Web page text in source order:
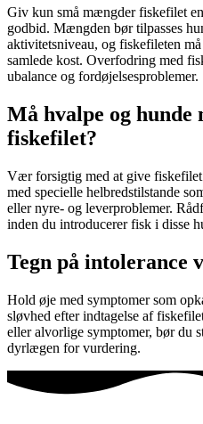
Giv kun små mængder fiskefilet
godbid. Mængden bør tilpasses
aktivitetsniveau, og fiskefileten
samlede kost. Overfodring med
ubalance og fordøjelsesproblemer.
Må hvalpe og hunde
fiskefilet?
Vær forsigtig med at give
med specielle helbredstilstande
eller nyre- og leverproblemer.
inden du introducerer fisk i disse
Tegn på intolerance
Hold øje med symptomer som
sløvhed efter indtagelse af
eller alvorlige symptomer, bør du
dyrlægen for vurdering.